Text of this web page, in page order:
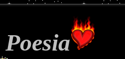
Poesia